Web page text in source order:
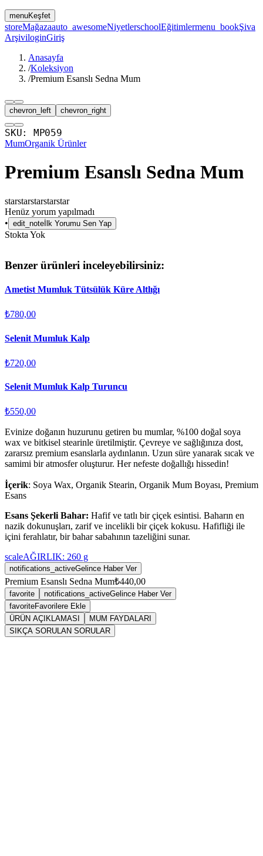
menuKeşfet
storeMağazaauto_awesomeNiyetlerschoolEğitimlermenu_bookŞiva
ArşiviloginGiriş
Anasayfa
/Koleksiyon
/Premium Esanslı Sedna Mum
chevron_left chevron_right
SKU: MP059
MumOrganik Ürünler
Premium Esanslı Sedna Mum
starstarstarstarstar
Henüz yorum yapılmadı
• edit_note İlk Yorumu Sen Yap
Stokta Yok
Benzer ürünleri inceleyebilirsiniz:
Ametist Mumluk Tütsülük Küre Altlığı
₺780,00
Selenit Mumluk Kalp
₺720,00
Selenit Mumluk Kalp Turuncu
₺550,00
Evinize doğanın huzurunu getiren bu mumlar, %100 doğal soya
wax ve bitkisel stearinle üretilmiştir. Çevreye ve sağlığınıza dost,
zararsız premium esanslarla aydınlanın. Uzun süre yanarak sıcak ve
samimi bir atmosfer oluşturur. Her nefeste doğallığı hissedin!
İçerik: Soya Wax, Organik Stearin, Organik Mum Boyası, Premium
Esans
Esans Şekerli Bahar: Hafif ve tatlı bir çiçek esintisi. Baharın en
nazik dokunuşları, zarif ve incelikli bir çiçek kokusu. Hafifliği ile
içini ferahlatır, bir bahar sabahının tazeliğini sunar.
scaleAĞIRLIK: 260 g
notifications_activeGelince Haber Ver
Premium Esanslı Sedna Mum₺440,00
favorite notifications_activeGelince Haber Ver
favoriteFavorilere Ekle
ÜRÜN AÇIKLAMASI
MUM FAYDALARI
SIKÇA SORULAN SORULAR